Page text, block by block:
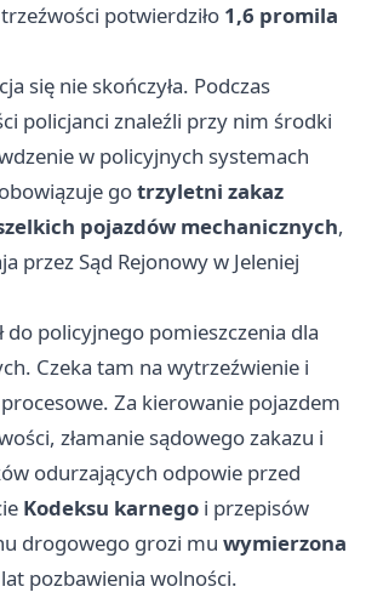
potwierdziło 1,6 promila
się nie skończyła. Podczas
policjanci znaleźli przy nim środki
w policyjnych systemach
gotrzyletni zakaz
pojazdów mechanicznych,
przez Sąd Rejonowy w Jeleniej
policyjnego pomieszczenia dla
Czeka tam na wytrzeźwienie i
Za kierowanie pojazdem
złamanie sądowego zakazu i
odurzających odpowie przed
Kodeksu karnego i przepisów
drogowego grozi mu wymierzona
pozbawienia wolności.